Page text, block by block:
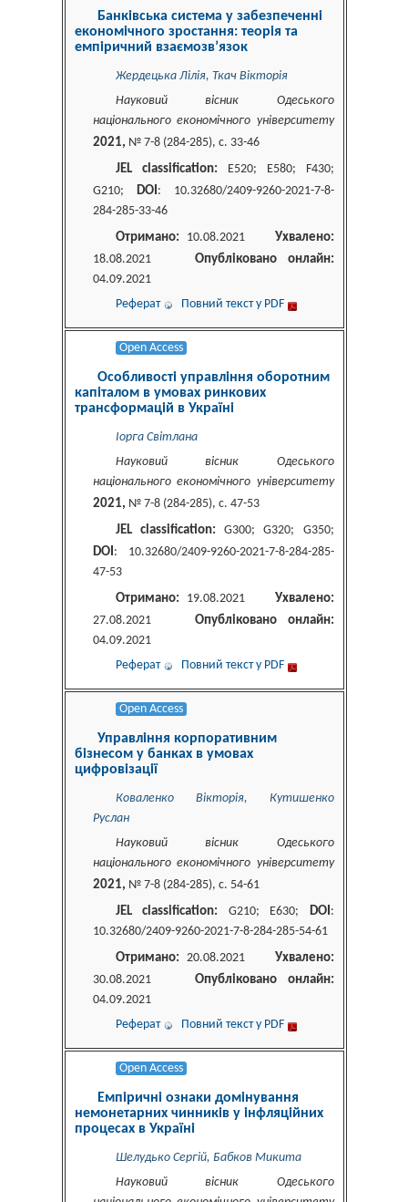
Банківська система у забезпеченні
економічного зростання: теорія та
емпіричний взаємозв’язок
Жердецька Лілія, Ткач Вікторія
Науковий вісник Одеського
національного економічного університету
2021, № 7-8 (284-285), c. 33-46
JEL classification: E520; E580; F430;
G210;
DOI : 10.32680/2409-9260-2021-7-8-
284-285-33-46
Отримано: 10.08.2021 Ухвалено:
18.08.2021 Опубліковано онлайн:
04.09.2021
Реферат
Повний текст у PDF
Open Access
Особливості управління оборотним
капіталом в умовах ринкових
трансформацій в Україні
Іорга Світлана
Науковий вісник Одеського
національного економічного університету
2021, № 7-8 (284-285), c. 47-53
JEL classification: G300; G320; G350;
DOI : 10.32680/2409-9260-2021-7-8-284-285-
47-53
Отримано: 19.08.2021 Ухвалено:
27.08.2021 Опубліковано онлайн:
04.09.2021
Реферат
Повний текст у PDF
Open Access
Управління корпоративним
бізнесом у банках в умовах
цифровізації
Коваленко Вікторія, Кутишенко
Руслан
Науковий вісник Одеського
національного економічного університету
2021, № 7-8 (284-285), c. 54-61
JEL classification: G210; E630; DOI :
10.32680/2409-9260-2021-7-8-284-285-54-61
Отримано: 20.08.2021 Ухвалено:
30.08.2021 Опубліковано онлайн:
04.09.2021
Реферат
Повний текст у PDF
Open Access
Емпіричні ознаки домінування
немонетарних чинників у інфляційних
процесах в Україні
Шелудько Сергій, Бабков Микита
Науковий вісник Одеського